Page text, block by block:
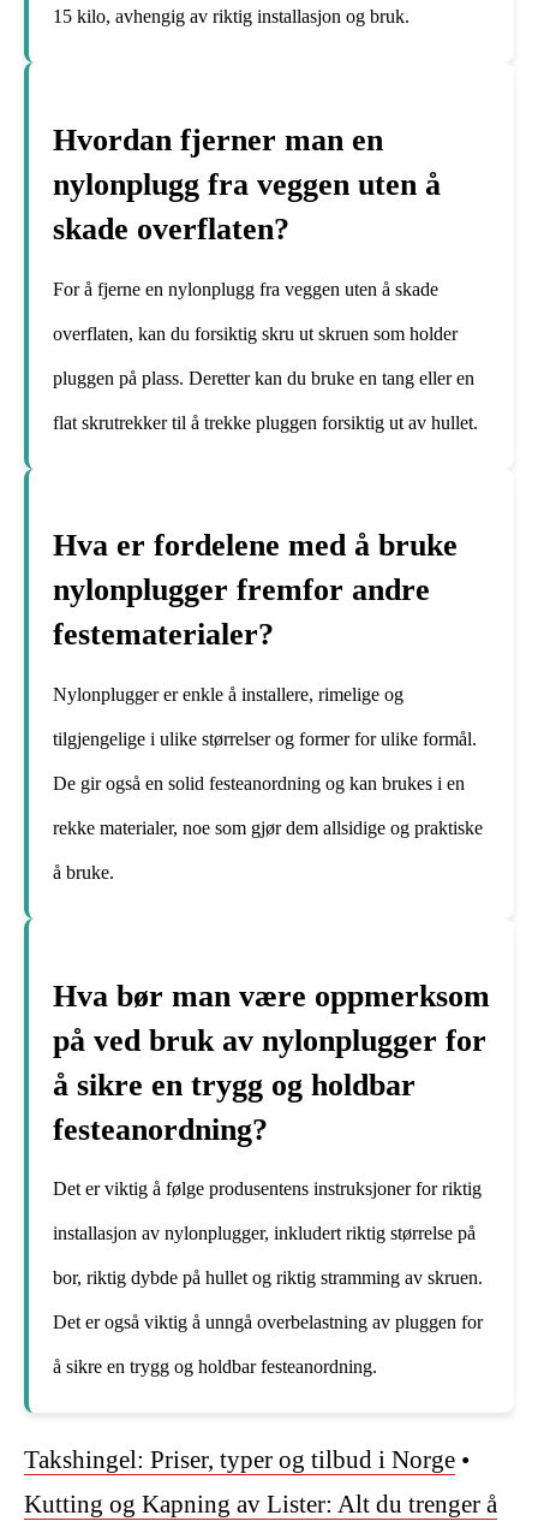
15 kilo, avhengig av riktig installasjon og bruk.
Hvordan fjerner man en
nylonplugg fra veggen uten å
skade overflaten?
For å fjerne en nylonplugg fra veggen uten å skade
overflaten, kan du forsiktig skru ut skruen som holder
pluggen på plass. Deretter kan du bruke en tang eller en
flat skrutrekker til å trekke pluggen forsiktig ut av hullet.
Hva er fordelene med å bruke
nylonplugger fremfor andre
festematerialer?
Nylonplugger er enkle å installere, rimelige og
tilgjengelige i ulike størrelser og former for ulike formål.
De gir også en solid festeanordning og kan brukes i en
rekke materialer, noe som gjør dem allsidige og praktiske
å bruke.
Hva bør man være oppmerksom
på ved bruk av nylonplugger for
å sikre en trygg og holdbar
festeanordning?
Det er viktig å følge produsentens instruksjoner for riktig
installasjon av nylonplugger, inkludert riktig størrelse på
bor, riktig dybde på hullet og riktig stramming av skruen.
Det er også viktig å unngå overbelastning av pluggen for
å sikre en trygg og holdbar festeanordning.
Takshingel: Priser, typer og tilbud i Norge •
Kutting og Kapning av Lister: Alt du trenger å